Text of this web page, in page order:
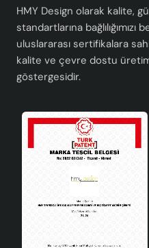
HMY Design olarak kalite,
standartlarına
uluslararası sertifikalara
kalite ve çevre dostu üretim
göstergesidir.